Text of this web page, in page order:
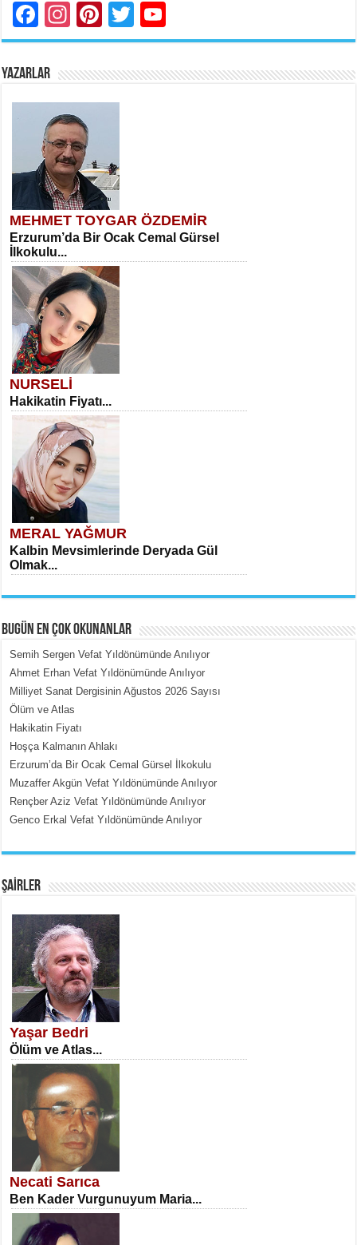
Facebook
Instagram
Pinterest
Twitter
YAZARLAR
MEHMET TOYGAR ÖZDEMİR
Erzurum’da Bir Ocak Cemal Gürsel
İlkokulu...
NURSELİ
Hakikatin Fiyatı...
MERAL YAĞMUR
Kalbin Mevsimlerinde Deryada Gül
Olmak...
MEHMET ÇOBAN
İçerdeki Put Dışardaki Maskeler...
SATILMIŞ ÜMİT ÇETİNKAYA
Erkenlik...
NECLA DİLEK ARSLAN
Öğretmenler Günü Mahkemesi...
BUGÜN EN ÇOK OKUNANLAR
Semih Sergen Vefat Yıldönümünde Anılıyor
Ahmet Erhan Vefat Yıldönümünde Anılıyor
Milliyet Sanat Dergisinin Ağustos 2026 Sayısı
Ölüm ve Atlas
Hakikatin Fiyatı
Hoşça Kalmanın Ahlakı
Erzurum’da Bir Ocak Cemal Gürsel İlkokulu
Muzaffer Akgün Vefat Yıldönümünde Anılıyor
Rençber Aziz Vefat Yıldönümünde Anılıyor
Genco Erkal Vefat Yıldönümünde Anılıyor
ŞAİRLER
Yaşar Bedri
Ölüm ve Atlas...
Necati Sarıca
Ben Kader Vurgunuyum Maria...